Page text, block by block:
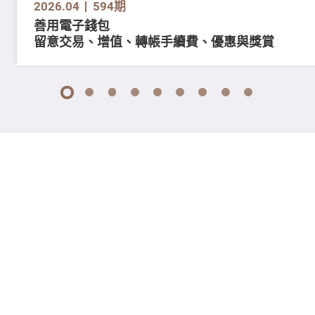
2026.04 594期
善用電子錢包
留意交易、增值、轉帳手續費、優惠與獎賞
1 2 3 4 5 6 7 8 9